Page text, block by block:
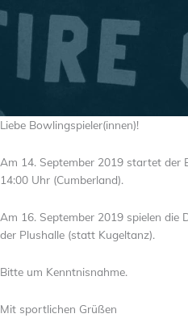
Liebe Bowlingspieler(innen)!
Am 14. September 2019 startet der
14:00 Uhr (Cumberland).
Am 16. September 2019 spielen die
der Plushalle (statt Kugeltanz).
Bitte um Kenntnisnahme.
Mit sportlichen Grüßen